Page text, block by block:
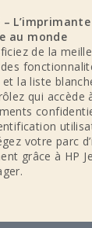
–
au monde
de la
la liste
qui accède
votre parc
grâce à HP